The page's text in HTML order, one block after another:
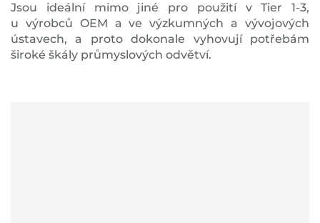
Jsou ideální mimo jiné pro použití v Tier 1-3,
u výrobců OEM a ve výzkumných a vývojových
ústavech, a proto dokonale vyhovují potřebám
široké škály průmyslových odvětví.